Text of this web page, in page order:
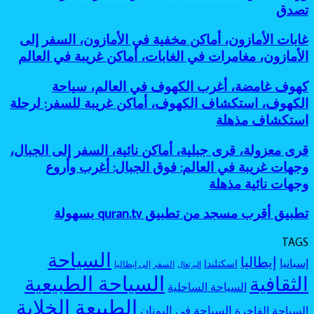
للمغامرين
معروفة:
جزر
مخفية
كأنها
الخريطة
أساطير
الغابات،
أماكن
مرعبة
للسفر،
غامضة
ملونة،
طبيعية
عجيبة،
بحيرة
وردية،
بحيرات
غامضة:
أجمل
ملونة
بألوان
لا
تصدق
تصدق
غابات
الأمازون،
أماكن
في
الأمازون،
السفر
إلى
الأمازون،
مغامرات
في
الغابات،
غريبة
في
العالم
غابات الأمازون، أماكن مخفية في الأمازون، السفر إلى
الأمازون، مغامرات في الغابات، أماكن غريبة في العالم
كهوف
غامضة،
أغرب
الكهوف
العالم،
سياحة
الكهوف،
استكشاف
أماكن
للسفر:
لرحلة
استكشاف
مذهلة
كهوف غامضة، أغرب الكهوف في العالم، سياحة
الكهوف، استكشاف الكهوف، أماكن غريبة للسفر: لرحلة
استكشاف مذهلة
قرى
معزولة،
قرى
جبلية،
نائية،
إلى
وجهات
غريبة
في
العالم:
قرى معزولة، قرى جبلية، أماكن نائية، السفر إلى الجبال،
وجهات غريبة في العالم: فوق الجبال: أغرب وأروع
وجهات نائية مذهلة
تطبيق
مسجد
تطبيق
quran.tv
بسهولة
تطبيق أقرب مسجد من تطبيق quran.tv بسهولة
TAGS
إسبانيا إيطاليا اسكتلندا البرتغال السفر إلى إيطاليا
السياحة
الثقافية
السياحة الساحلية السياحة الطبيعية
السياحة الفاخرة السياحة في اليونان الطبيعة الخلابة